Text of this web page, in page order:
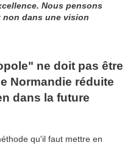
Nous pensons
non dans une vision
ne doit pas être
Normandie réduite
dans la future
qu'il faut mettre en